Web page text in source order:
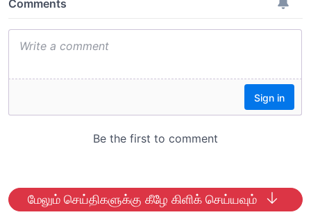
மேலும் செய்திகளுக்கு கீழே கிளிக் செய்யவும்